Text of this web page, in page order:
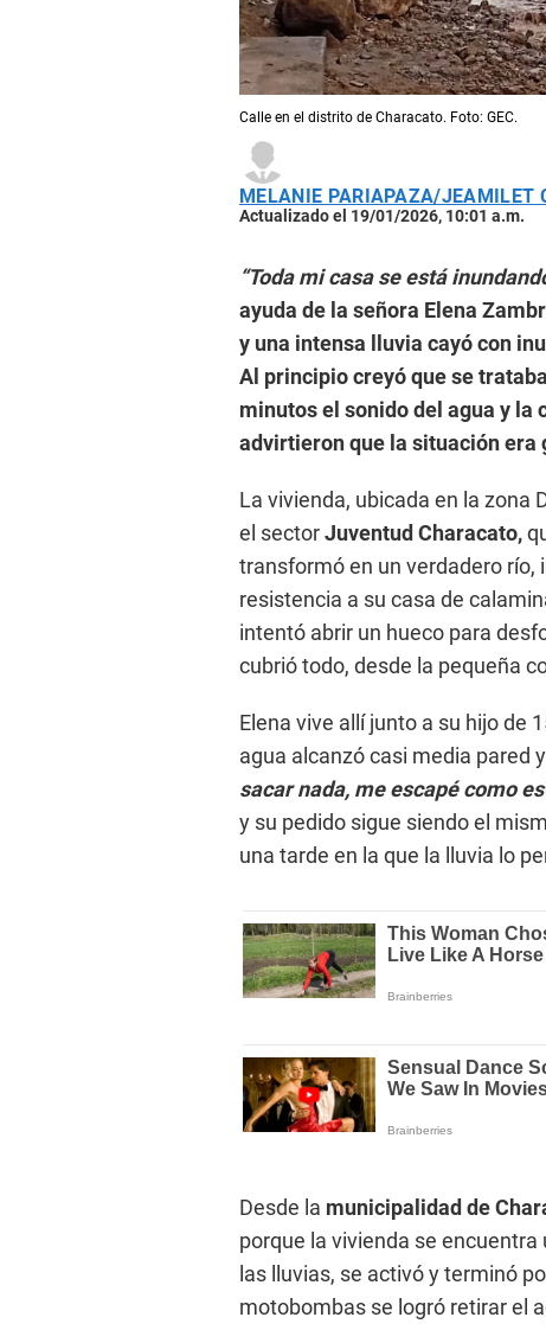
Calle en el distrito de Characato. Foto: GEC.
MELANIE PARIAPAZA/JEAMILET
Actualizado el 19/01/2026, 10:01 a.m.
“Toda mi casa se está
ayuda de la señora Elena
y una intensa lluvia cayó con
Al principio creyó que se
minutos el sonido del agua y la
advirtieron que la situación era
La vivienda, ubicada en la zona
el sectorJuventud Characato,
transformó en un verdadero río,
resistencia a su casa de
intentó abrir un hueco para
cubrió todo, desde la pequeña
Elena vive allí junto a su hijo de
agua alcanzó casi media pared
sacar nada, me escapé como
y su pedido sigue siendo el
una tarde en la que la lluvia lo
Desde la municipalidad de
porque la vivienda se
las lluvias, se activó y terminó
motobombas se logró retirar el